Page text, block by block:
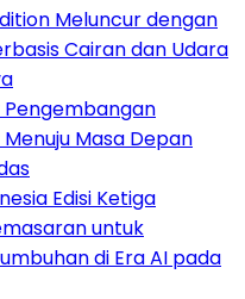
Meluncur dengan
Cairan dan Udara
Pengembangan
Masa Depan
Edisi Ketiga
untuk
di Era AI pada